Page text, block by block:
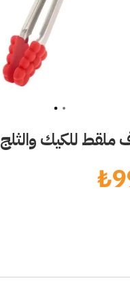
1 2
ملقط للكيك والثلج
₺